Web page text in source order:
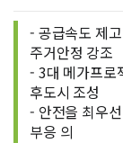
- 공급속도 제
주거안정 강조
- 3대 메가프로
후도시 조성
- 안전을 최우
부응 의